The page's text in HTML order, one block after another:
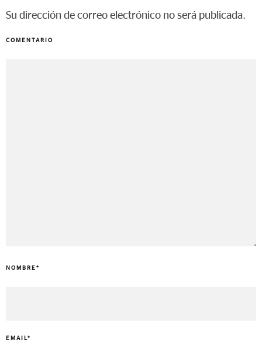
Su dirección de correo electrónico no será publicada.
COMENTARIO
NOMBRE *
EMAIL*